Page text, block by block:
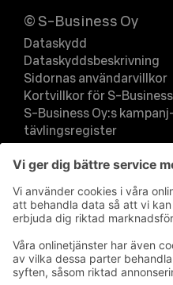
© S-Business Oy
Dataskydd
Dataskyddsbeskrivning
Sidornas användarvillkor
Kortvillkor för S-
S-Business Oy:s
tävlingsregister
Användningsvillkor för
Leverantörsregister
Register för
Ändra inställningar för
cookies